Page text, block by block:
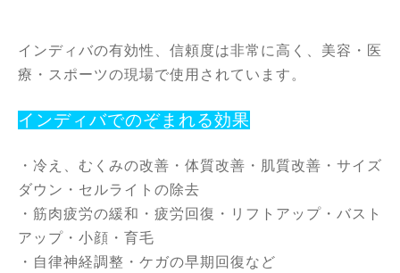
インディバの有効性、信頼度は非常に高く、 美容・医
療・スポーツの現場で使用されています。
インディバでのぞまれる効果
・冷え、むくみの改善・体質改善・肌質改善・サイズ
ダウン・セルライトの除去
・筋肉疲労の緩和・疲労回復・リフトアップ・バスト
アップ・小顔・育毛
・自律神経調整・ケガの早期回復など